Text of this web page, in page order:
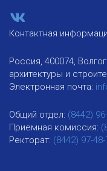
Контактная
Россия, 400074,
архитектуры и
Электронная почта:
Общий отдел: (8442)
Приемная комиссия:
Ректорат: (8442) 97-